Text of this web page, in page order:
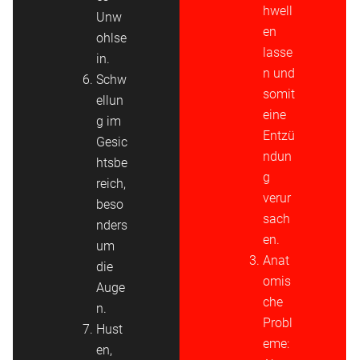
Unw
ohlse
in.
Schw
ellun
g im
Gesic
htsbe
reich,
beso
nders
um
die
Auge
n.
Hust
en,
hwell
en
lasse
n und
somit
eine
Entzü
ndun
g
verur
sach
en.
Anat
omis
che
Probl
eme: